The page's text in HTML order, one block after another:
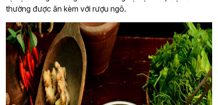
thường được ăn kèm với rượu ngô.